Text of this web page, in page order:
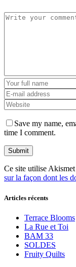
Save my name,
time I comment.
Ce site utilise
sur la façon dont les
Articles récents
Terrace Blooms
La Rue et Toi
BAM 33
SOLDES
Fruity Quilts